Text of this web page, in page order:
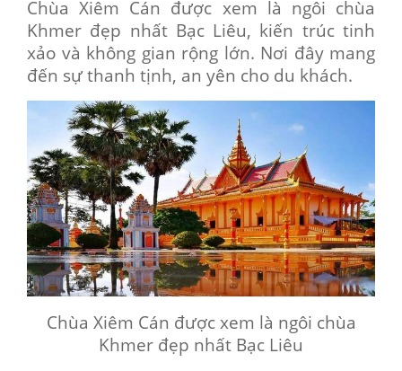
Chùa Xiêm Cán được xem là ngôi chùa
Khmer đẹp nhất Bạc Liêu, kiến trúc tinh
xảo và không gian rộng lớn. Nơi đây mang
đến sự thanh tịnh, an yên cho du khách.
Chùa Xiêm Cán được xem là ngôi chùa
Khmer đẹp nhất Bạc Liêu